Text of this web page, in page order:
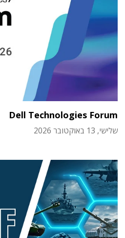
Dell Technologies Forum
שלישי, 13 באוקטובר 2026